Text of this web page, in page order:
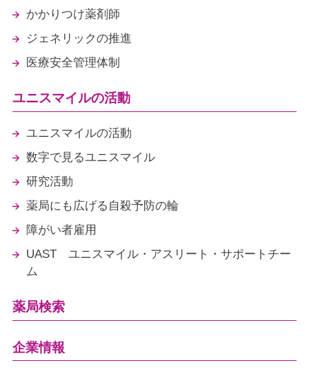
かかりつけ薬剤師
ジェネリックの推進
医療安全管理体制
ユニスマイルの活動
ユニスマイルの活動
数字で見るユニスマイル
研究活動
薬局にも広げる自殺予防の輪
障がい者雇用
UAST ユニスマイル・アスリート・サポートチー
ム
薬局検索
企業情報